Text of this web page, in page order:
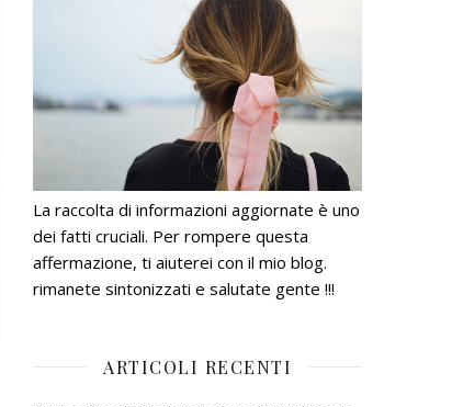
La raccolta di informazioni aggiornate è uno
dei fatti cruciali. Per rompere questa
affermazione, ti aiuterei con il mio blog.
rimanete sintonizzati e salutate gente !!!
ARTICOLI RECENTI